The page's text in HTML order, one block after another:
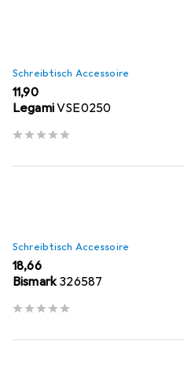
Schreibtisch Accessoire
EUR
11,90
LegamiVSE0250
Schreibtisch Accessoire
EUR
18,66
Bismark326587